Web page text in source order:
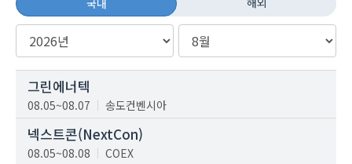
그린에너텍
08.05~08.07 송도컨벤시아
넥스트콘(NextCon)
08.05~08.08 COEX